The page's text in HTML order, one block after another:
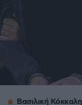
Βασιλική Κόκκαλη